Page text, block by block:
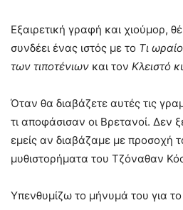
Εξαιρετική γραφή και χιούμορ,
συνδέει ένας ιστός με το Τι ωραίο
των τιποτένιων και τον Κλειστό
Όταν θα διαβάζετε αυτές τις
τι αποφάσισαν οι Βρετανοί. Δεν
εμείς αν διαβάζαμε με προσοχή
μυθιστορήματα του Τζόναθαν
Υπενθυμίζω το μήνυμά του για